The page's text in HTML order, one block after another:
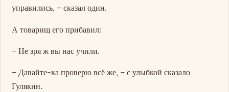
управились, – сказал один.
А товарищ его прибавил:
– Не зря ж вы нас учили.
– Давайте-ка проверю всё же, – с улыбкой сказало
Гулякин.